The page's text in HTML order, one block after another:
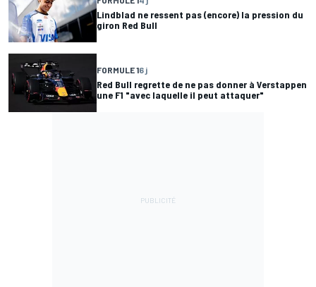
Lindblad ne ressent pas (encore) la pression du
giron Red Bull
FORMULE 16 j
Red Bull regrette de ne pas donner à Verstappen
une F1 "avec laquelle il peut attaquer"